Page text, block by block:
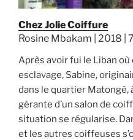
Chez Jolie Coiffure
Rosine Mbakam | 2018 |
Après avoir fui le Liban
esclavage, Sabine,
dans le quartier Matongé,
gérante d’un salon de
situation se régularise.
et les autres coiffeuses